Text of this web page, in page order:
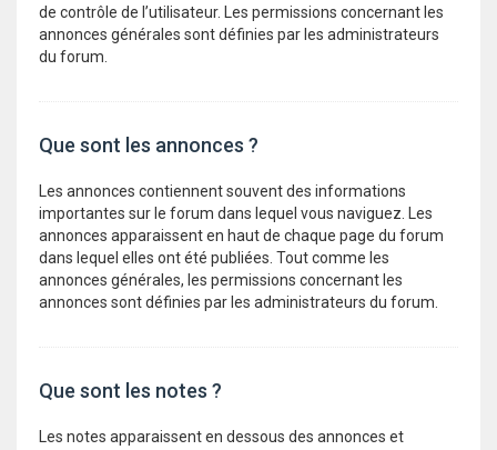
de contrôle de l’utilisateur. Les permissions concernant les
annonces générales sont définies par les administrateurs
du forum.
Que sont les annonces ?
Les annonces contiennent souvent des informations
importantes sur le forum dans lequel vous naviguez. Les
annonces apparaissent en haut de chaque page du forum
dans lequel elles ont été publiées. Tout comme les
annonces générales, les permissions concernant les
annonces sont définies par les administrateurs du forum.
Que sont les notes ?
Les notes apparaissent en dessous des annonces et